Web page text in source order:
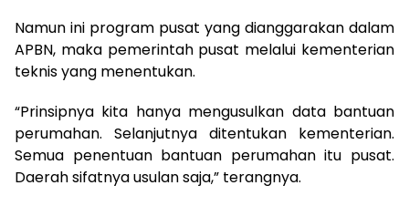
Namun ini program pusat yang dianggarakan dalam
APBN, maka pemerintah pusat melalui kementerian
teknis yang menentukan.
“Prinsipnya kita hanya mengusulkan data bantuan
perumahan. Selanjutnya ditentukan kementerian.
Semua penentuan bantuan perumahan itu pusat.
Daerah sifatnya usulan saja,” terangnya.